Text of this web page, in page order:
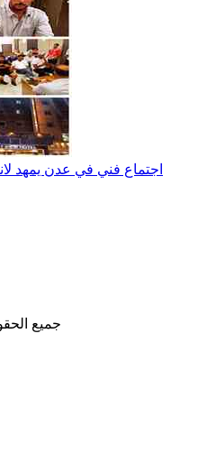
اجتماع فني في عدن يمهد
جميع